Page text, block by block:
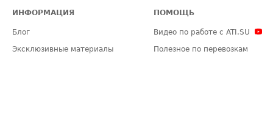
ИНФОРМАЦИЯ
Блог
Эксклюзивные материалы
ПОМОЩЬ
Видео по работе с ATI.SU
Полезное по перевозкам